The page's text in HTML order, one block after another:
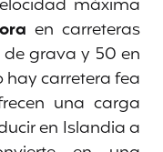
máxima
en carreteras
grava y 50 en
hay carretera fea
una carga
en Islandia a